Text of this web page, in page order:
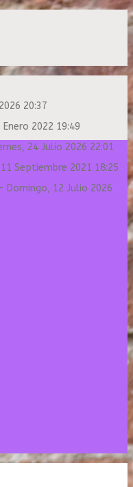
20:37
Enero 2022 19:49
24 Julio 2026 22:01
Septiembre 2021 18:25
- Domingo, 12 Julio 2026